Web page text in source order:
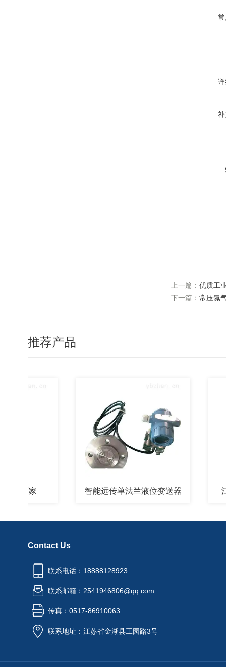
上一篇： 优质工
下一篇： 常压氮
推荐产品
智能远传单法兰液位变送器 江苏
Contact Us
联系电话：18888128923
联系邮箱：2541946806@qq.com
传真：0517-86910063
联系地址：江苏省金湖县工园路3号